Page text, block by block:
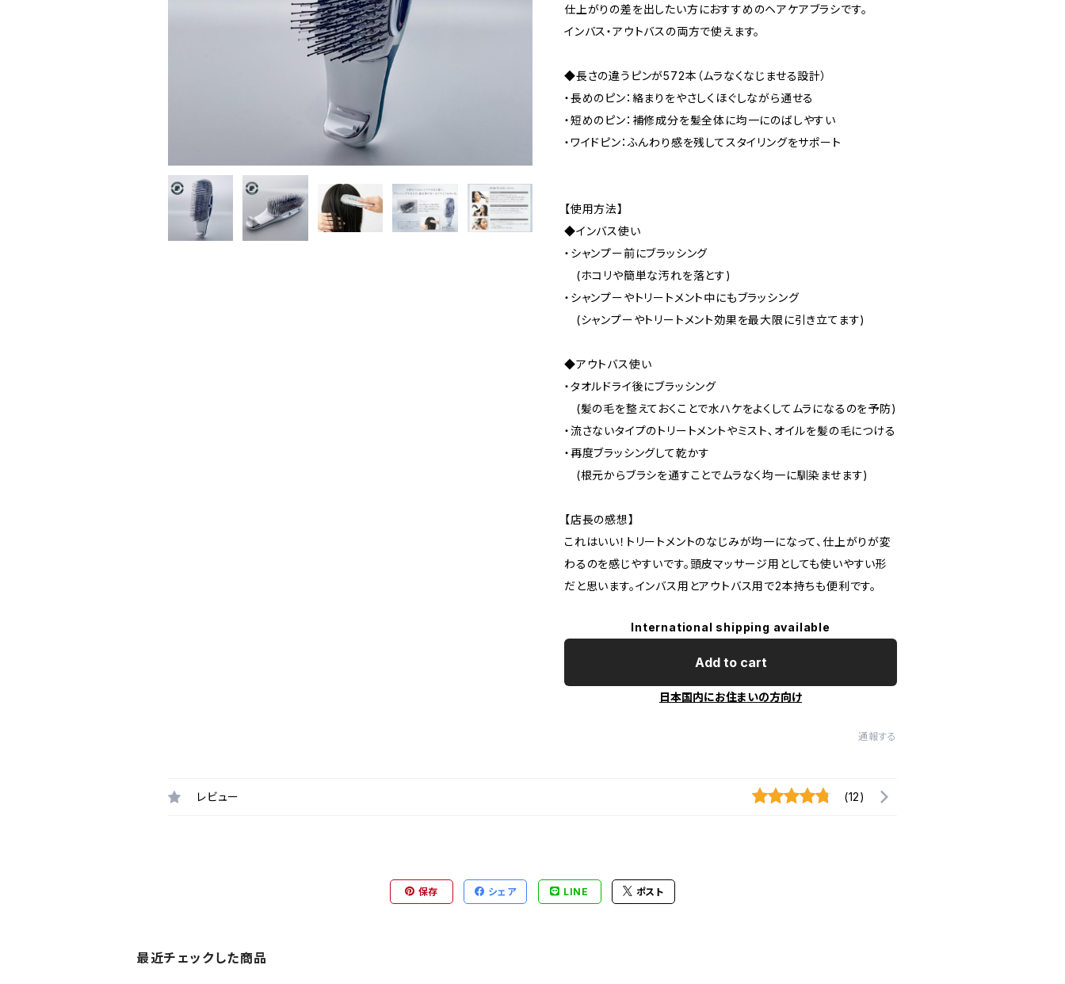
仕上がりの差を出したい方におすすめのヘアケアブラシです。
インバス・アウトバスの両方で使えます。
◆長さの違うピンが572本（ムラなくなじませる設計）
・長めのピン：絡まりをやさしくほぐしながら通せる
・短めのピン：補修成分を髪全体に均一にのばしやすい
・ワイドピン：ふんわり感を残してスタイリングをサポート
【使用方法】
◆インバス使い
・シャンプー前にブラッシング
(ホコリや簡単な汚れを落とす)
・シャンプーやトリートメント中にもブラッシング
(シャンプーやトリートメント効果を最大限に引き立てます)
◆アウトバス使い
・タオルドライ後にブラッシング
(髪の毛を整えておくことで水ハケをよくしてムラになるのを予防)
・流さないタイプのトリートメントやミスト､オイルを髪の毛につける
・再度ブラッシングして乾かす
(根元からブラシを通すことでムラなく均一に馴染ませます)
【店長の感想】
これはいい！トリートメントのなじみが均一になって、仕上がりが変
わるのを感じやすいです。頭皮マッサージ用としても使いやすい形
だと思います。インバス用とアウトバス用で2本持ちも便利です。
International shipping available
Add to cart
日本国内にお住まいの方向け
通報する
レビュー (12)
保存 シェア LINE ポスト
最近チェックした商品